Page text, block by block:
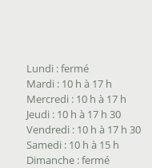
Lundi : fermé
Mardi : 10 h à 17 h
Mercredi : 10 h à 17 h
Jeudi : 10 h à 17 h 30
Vendredi : 10 h à 17 h 30
Samedi : 10 h à 15 h
Dimanche : fermé